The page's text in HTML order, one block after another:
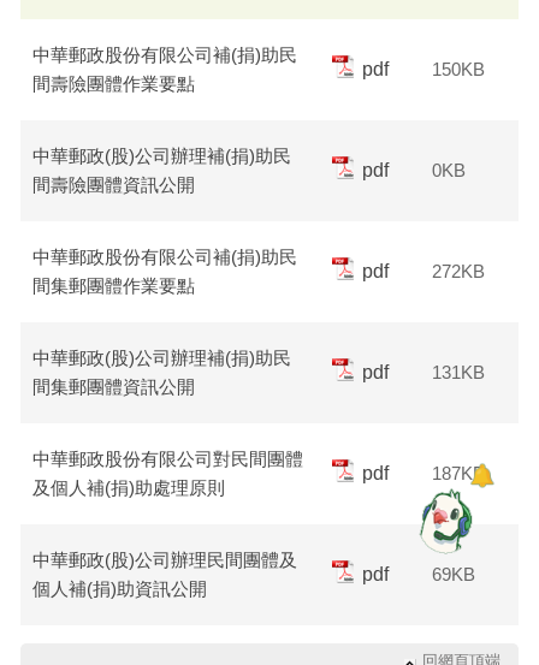
中華郵政股份有限公司補(捐)助民
間壽險團體作業要點
pdf 150KB
中華郵政(股)公司辦理補(捐)助民
間壽險團體資訊公開
pdf 0KB
中華郵政股份有限公司補(捐)助民
間集郵團體作業要點
pdf 272KB
中華郵政(股)公司辦理補(捐)助民
間集郵團體資訊公開
pdf 131KB
中華郵政股份有限公司對民間團體
及個人補(捐)助處理原則
pdf 187KB
中華郵政(股)公司辦理民間團體及
個人補(捐)助資訊公開
pdf 69KB
回網頁頂端